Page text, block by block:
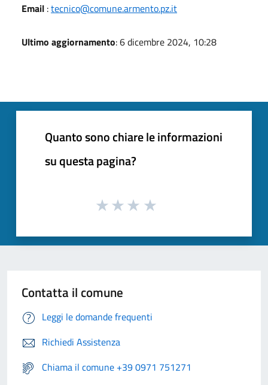
Email :tecnico@comune.armento.pz.it
Ultimo aggiornamento: 6 dicembre 2024, 10:28
Quanto sono chiare le informazioni
su questa pagina?
Contatta il comune
Leggi le domande frequenti
Richiedi Assistenza
Chiama il comune +39 0971 751271